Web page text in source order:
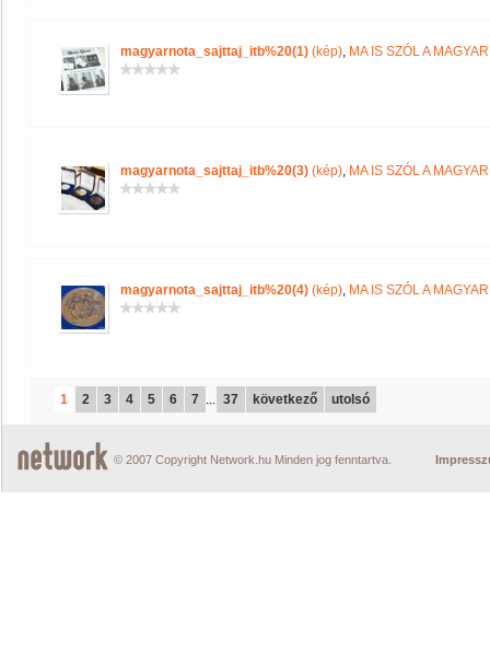
magyarnota_sajttaj_itb%20(1) (kép), MA IS SZÓL A
magyarnota_sajttaj_itb%20(3) (kép), MA IS SZÓL A
magyarnota_sajttaj_itb%20(4) (kép), MA IS SZÓL A
1 2 3 4 5 6 7 ... 37 következő utolsó
© 2007 Copyright Network.hu Minden jog fenntartva.